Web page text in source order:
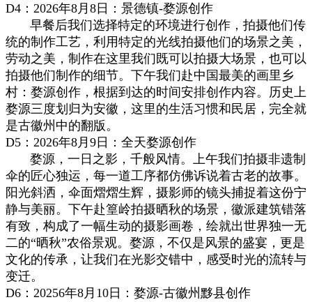
D4：2026年8月8日：景德镇-婺源创作
早餐后我们选择特定的环境进行创作，拍摄他们传
统的制作工艺，利用特定的光线拍摄他们的场景之美，
劳动之美，制作在这里我们既可以拍摄大场景，也可以
拍摄他们制作的细节。下午我们赴中国最美的画里乡
村：婺源创作，根据到达的时间安排创作内容。历史上
婺源三度划归为安徽，这里的生活习惯和民居，完全就
是古徽州中的翻版。
D5：2026年8月9日：全天婺源创作
婺源，一日之影，千般风情。上午我们拍摄非遗制
伞的匠心独运，每一道工序都仿佛诉说着古老的故事。
阳光斜洒，伞面熠熠生辉，摄影师的镜头捕捉着这份宁
静与美丽。下午赴篁岭拍摄晒秋的场景，徽派建筑错落
有致，构成了一幅生动的摄影画卷，绘就出世界独一无
二的“晒秋”农俗景观。婺源，不仅是风景的盛宴，更是
文化的传承，让我们在光影交错中，感受时光的流转与
变迁。
D6：20256年8月10日：婺源-古徽州黟县创作